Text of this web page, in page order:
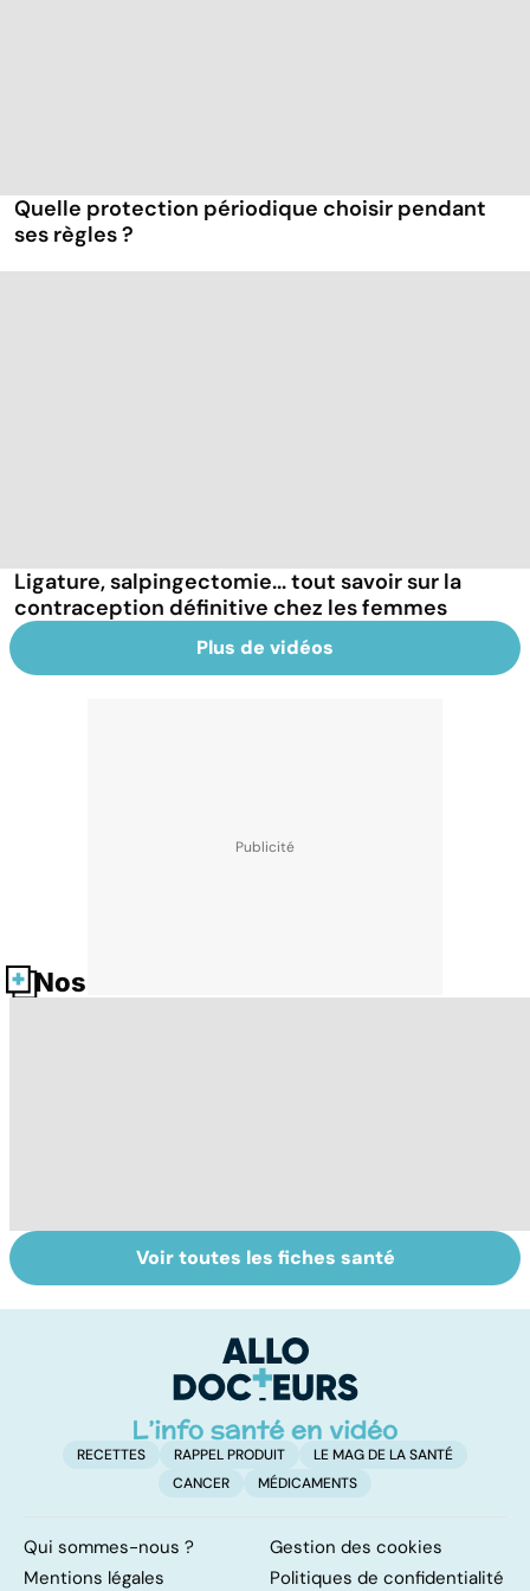
Quelle protection périodique choisir pendant
ses règles ?
Ligature, salpingectomie... tout savoir sur la
contraception définitive chez les femmes
Plus de vidéos
Nos fiches santé
La tuberculose
pulmonaire
Femmes :
comment
Voir toutes les fiches santé
RECETTES RAPPEL PRODUIT
LE MAG DE LA SANTÉ
CANCER
MÉDICAMENTS
Qui sommes-nous ?
Gestion des cookies
Mentions légales
Politiques de confidentialité